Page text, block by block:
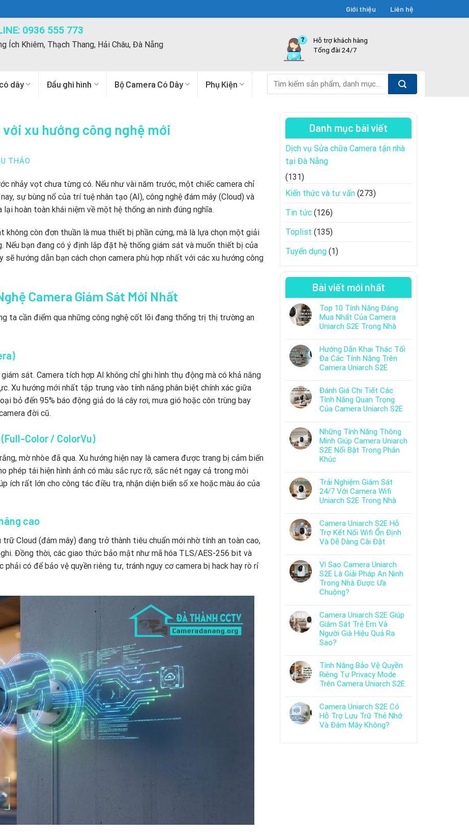
Giới thiệu Liên hệ
0936 555 773
Ích Khiêm, Thạch Thang, Hải Châu, Đà Nẵng
Hỗ trợ khách hàng
Tổng đài 24/7
dây Đầu ghi hình Bộ Camera Có Dây Phụ Kiện
kiếm:
xu hướng công nghệ mới
THẢO
nhảy vọt chưa từng có. Nếu như vài năm trước, một chiếc camera chỉ
sự bùng nổ của trí tuệ nhân tạo (AI), công nghệ đám mây (Cloud) và
hoàn toàn khái niệm về một hệ thống an ninh đúng nghĩa.
không còn đơn thuần là mua thiết bị phần cứng, mà là lựa chọn một giải
Nếu bạn đang có ý định lắp đặt hệ thống giám sát và muốn thiết bị của
hướng dẫn bạn cách chọn camera phù hợp nhất với các xu hướng công
Camera Giám Sát Mới Nhất
ta cần điểm qua những công nghệ cốt lõi đang thống trị thị trường an
sát. Camera tích hợp AI không chỉ ghi hình thụ động mà có khả năng
Xu hướng mới nhất tập trung vào tính năng phân biệt chính xác giữa
bỏ đến 95% báo động giả do lá cây rơi, mưa gió hoặc côn trùng bay
đời cũ.
Color / ColorVu)
mờ nhòe đã qua. Xu hướng hiện nay là camera được trang bị cảm biến
phép tái hiện hình ảnh có màu sắc rực rỡ, sắc nét ngay cả trong môi
ích rất lớn cho công tác điều tra, nhận diện biển số xe hoặc màu áo của
cao
Cloud (đám mây) đang trở thành tiêu chuẩn mới nhờ tính an toàn cao,
Đồng thời, các giao thức bảo mật như mã hóa TLS/AES-256 bit và
có để bảo vệ quyền riêng tư, tránh nguy cơ camera bị hack hay rò rỉ
Danh mục bài viết
Dịch vụ Sửa chữa Camera tận nhà
tại Đà Nẵng
(131)
Kiến thức và tư vấn (273)
Tin tức (126)
Toplist (135)
Tuyển dụng (1)
Bài viết mới nhất
Top 10 Tính Năng Đáng
Mua Nhất Của Camera
Uniarch S2E Trong Nhà
Hướng Dẫn Khai Thác Tối
Đa Các Tính Năng Trên
Camera Uniarch S2E
Đánh Giá Chi Tiết Các
Tính Năng Quan Trọng
Của Camera Uniarch S2E
Những Tính Năng Thông
Minh Giúp Camera Uniarch
S2E Nổi Bật Trong Phân
Khúc
Trải Nghiệm Giám Sát
24/7 Với Camera Wifi
Uniarch S2E Trong Nhà
Camera Uniarch S2E Hỗ
Trợ Kết Nối Wifi Ổn Định
Và Dễ Dàng Cài Đặt
Vì Sao Camera Uniarch
S2E Là Giải Pháp An Ninh
Trong Nhà Được Ưa
Chuộng?
Camera Uniarch S2E Giúp
Giám Sát Trẻ Em Và
Người Già Hiệu Quả Ra
Sao?
Tính Năng Bảo Vệ Quyền
Riêng Tư Privacy Mode
Trên Camera Uniarch S2E
Camera Uniarch S2E Có
Hỗ Trợ Lưu Trữ Thẻ Nhớ
Và Đám Mây Không?